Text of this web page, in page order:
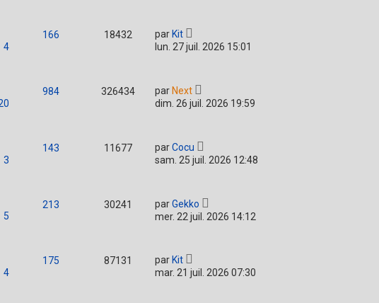
4
166 18432 par Kit
lun. 27 juil. 2026 15:01
984 326434 par Next
dim. 26 juil. 2026 19:59
3
143 11677 parCocu
sam. 25 juil. 2026 12:48
5
213 30241 parGekko
mer. 22 juil. 2026 14:12
4
175 87131 par Kit
mar. 21 juil. 2026 07:30